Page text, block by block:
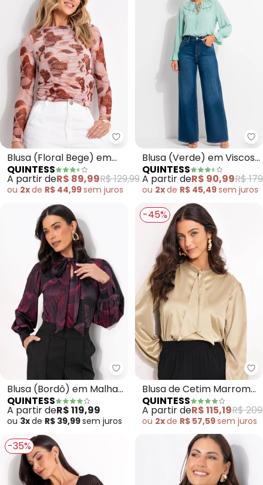
Quintess - Blusa (Floral Bege)
Blusa (Floral Bege) em
Tule
QUINTESS
A partir deR$ 89,99R$ 129,99
ou 2xde R$ 44,99sem juros
Blusa (Verde) em Viscose
Plana
QUINTESS
A partir deR$ 90,99R$
ou 2xde R$ 45,49sem juros
Quintess - Blusa (Bordô) em
Blusa (Bordô) em Malha
Fria
QUINTESS
A partir deR$ 119,99
ou 3xde R$ 39,99sem juros
-45%
Blusa de Cetim Marrom
Claro com Manga
Bufante e Gola Laço
QUINTESS
A partir deR$ 115,19R$
ou 2xde R$ 57,59sem juros
-35%